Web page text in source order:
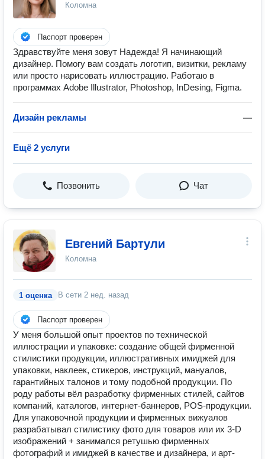
Коломна
Паспорт проверен
Здравствуйте меня зовут Надежда! Я начинающий
дизайнер. Помогу вам создать логотип, визитки, рекламу
или просто нарисовать иллюстрацию. Работаю в
программах Adobe Illustrator, Photoshop, InDesing, Figma.
Дизайн рекламы —
Ещё 2 услуги
Позвонить Чат
Евгений Бартули
Коломна
1 оценка В сети 2 нед. назад
Паспорт проверен
У меня большой опыт проектов по технической
иллюстрации и упаковке: создание общей фирменной
стилистики продукции, иллюстративных имиджей для
упаковки, наклеек, стикеров, инструкций, мануалов,
гарантийных талонов и тому подобной продукции. По
роду работы вёл разработку фирменных стилей, сайтов
компаний, каталогов, интернет-баннеров, POS-продукции.
Для упаковочной продукции и фирменных вижуалов
разрабатывал стилистику фото для товаров или их 3-D
изображений + занимался ретушью фирменных
фотографий и имиджей в качестве и дизайнера, и арт-